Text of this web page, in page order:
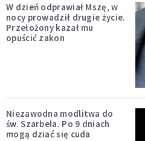
W dzień odprawiał Mszę, w
nocy prowadził drugie życie.
Przełożony kazał mu
opuścić zakon
Niezawodna modlitwa do
św. Szarbela. Po 9 dniach
mogą dziać się cuda